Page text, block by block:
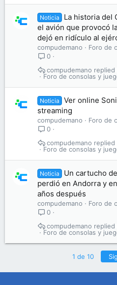
Noticia
La historia del
el avión que provocó
dejó en ridículo al
compudemano
Foro de
0
Foro de consolas y
compudemano
Noticia
Ver online
streaming
compudemano
Foro de
0
Foro de consolas y
compudemano
Noticia
Un cartucho
perdió en Andorra y
años después
compudemano
Foro de
0
Foro de consolas y
compudemano
1 de 10